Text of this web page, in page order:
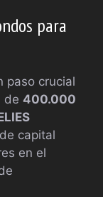
para
paso crucial
de 400.000
capital
en el